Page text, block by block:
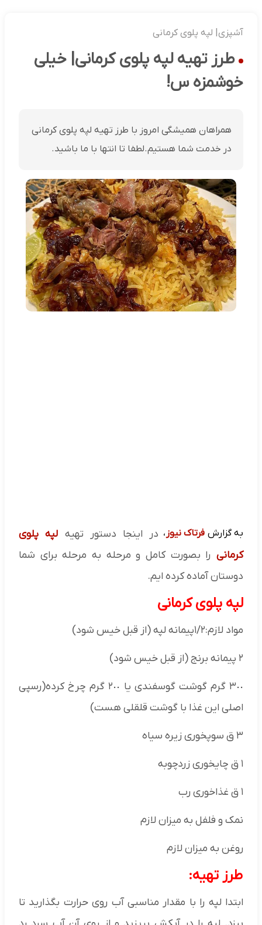
آشپزی| لپه پلوی کرمانی
طرز تهیه لپه پلوی کرمانی| خیلی
خوشمزه س!
همراهان همیشگی امروز با طرز تهیه لپه پلوی کرمانی
در خدمت شما هستیم.لطفا تا انتها با ما باشید.
به گزارش فرتاک نیوز ، در اینجا دستور تهیه لپه پلوی
کرمانی را بصورت کامل و مرحله به مرحله برای شما
دوستان آماده کرده ایم.
لپه پلوی کرمانی
مواد لازم:١/٢پیمانه لپه (از قبل خیس شود)
۲ پیمانه برنج (از قبل خیس شود)
٣٠٠ گرم گوشت گوسفندی یا ٢٠٠ گرم چرخ کرده(رسپی
اصلی این غذا با گوشت قلقلی هست)
٣ ق سوپخوری زیره سیاه
۱ ق چایخوری زردچوبه
١ ق غذاخوری رب
نمک و فلفل به میزان لازم
روغن به میزان لازم
طرز تهیه:
ابتدا لپه را با مقدار مناسبی آب روی حرارت بگذارید تا